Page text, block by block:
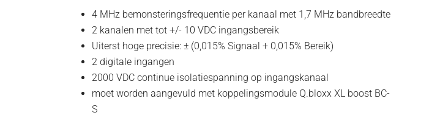
4 MHz bemonsteringsfrequentie per kanaal met 1,7 MHz bandbreedte
2 kanalen met tot +/- 10 VDC ingangsbereik
Uiterst hoge precisie: ± (0,015% Signaal + 0,015% Bereik)
2 digitale ingangen
2000 VDC continue isolatiespanning op ingangskanaal
moet worden aangevuld met koppelingsmodule Q.bloxx XL boost BC-
S